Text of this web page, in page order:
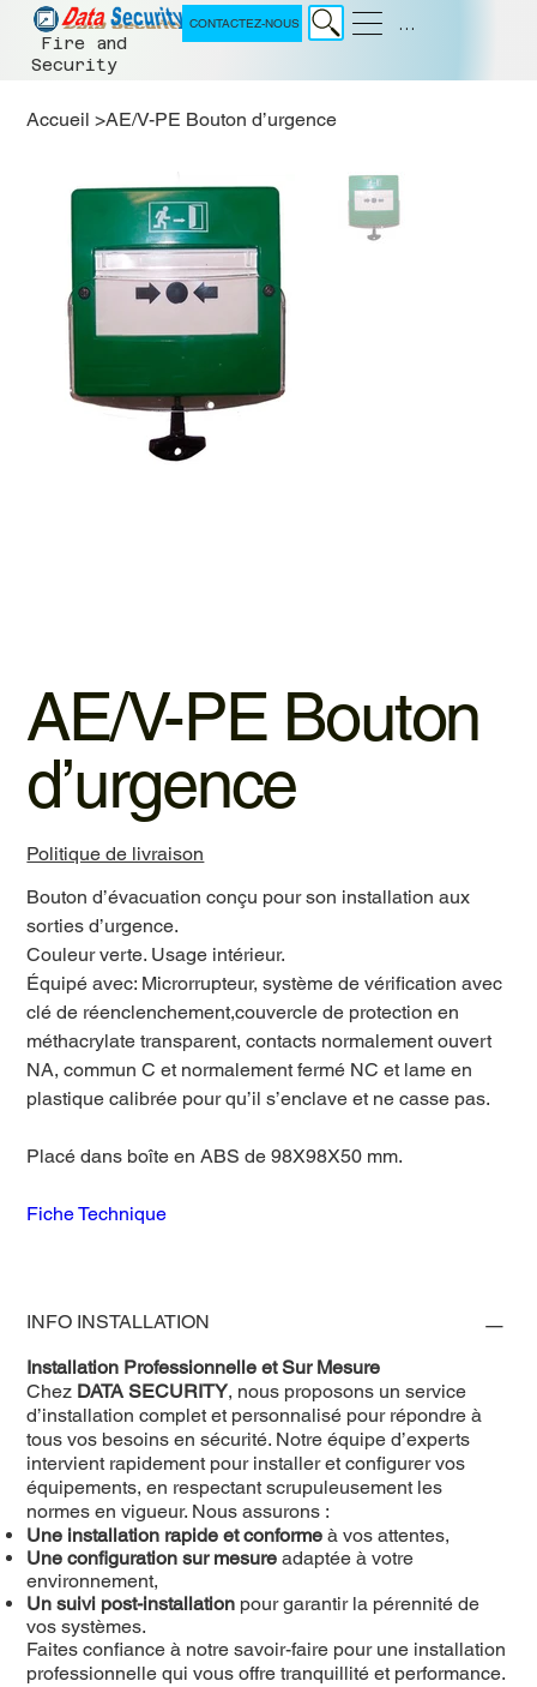
Fire and
Security
Menu
CONTACTEZ-NOUS
Accueil >AE/V-PE Bouton d’urgence
AE/V-PE Bouton
d’urgence
Politique de livraison
Bouton d’évacuation conçu pour son installation aux
sorties d’urgence.
Couleur verte. Usage intérieur.
Équipé avec: Microrrupteur, système de vérification avec
clé de réenclenchement,couvercle de protection en
méthacrylate transparent, contacts normalement ouvert
NA, commun C et normalement fermé NC et lame en
plastique calibrée pour qu’il s’enclave et ne casse pas.
Placé dans boîte en ABS de 98X98X50 mm.
Fiche Technique
INFO INSTALLATION
Installation Professionnelle et Sur Mesure
Chez DATA SECURITY, nous proposons un service
d’installation complet et personnalisé pour répondre à
tous vos besoins en sécurité. Notre équipe d’experts
intervient rapidement pour installer et configurer vos
équipements, en respectant scrupuleusement les
normes en vigueur. Nous assurons :
Une installation rapide et conforme à vos attentes,
Une configuration sur mesure adaptée à votre
environnement,
Un suivi post-installation pour garantir la pérennité de
vos systèmes.
Faites confiance à notre savoir-faire pour une installation
professionnelle qui vous offre tranquillité et performance.